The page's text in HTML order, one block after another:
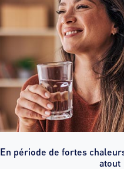
En période de fortes
atout